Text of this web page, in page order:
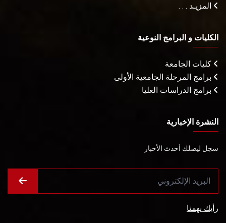
المزيـد . . .
الكليات و البرامج النوعية
كليات الجامعة
برامج المرحلة الجامعية الأولى
برامج الدراسات العليا
النشرة الإخبارية
سجل ليصلك أحدث الأخبار
رأيك يهمنا